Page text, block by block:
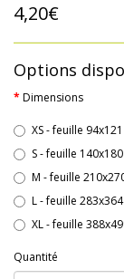
4,20€
Options
Dimensions
XS - feuille
S - feuille
M - feuille
L - feuille
XL - feuille
Quantité